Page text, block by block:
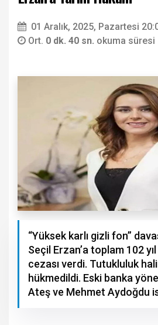
01 Aralık, 2025, Pazartesi
Ort. 0 dk. 40 sn. okuma süresi
“Yüksek karlı gizli fon”
Seçil Erzan’a toplam 102
cezası verdi. Tutukluluk
hükmedildi. Eski banka
Ateş ve Mehmet Aydoğdu